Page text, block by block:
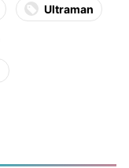
Ultraman